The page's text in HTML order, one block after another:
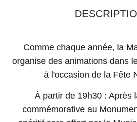
Comme chaque année, la
organise des animations dans
à l'occasion de la Fête
À partir de 19h30 : Après
commémorative au